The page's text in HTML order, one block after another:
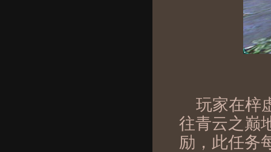
玩家在梓
往青云之巅
励，此任务